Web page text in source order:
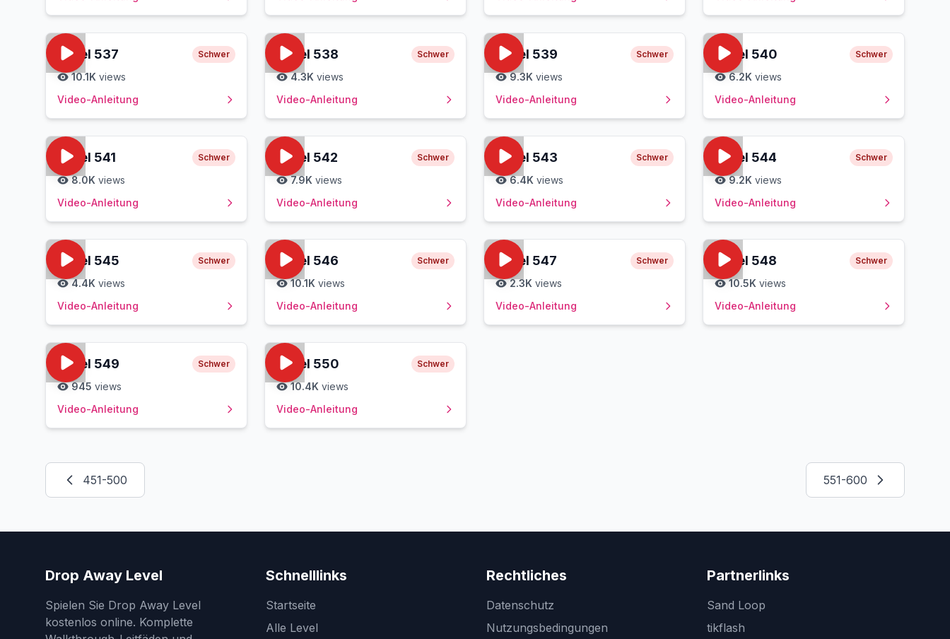
Level 537 Schwer
10.1K views
Video-Anleitung
Level 538 Schwer
4.3K views
Video-Anleitung
Level 539 Schwer
9.3K views
Video-Anleitung
Level 540 Schwer
6.2K views
Video-Anleitung
Level 541 Schwer
8.0K views
Video-Anleitung
Level 542 Schwer
7.9K views
Video-Anleitung
Level 543 Schwer
6.4K views
Video-Anleitung
Level 544 Schwer
9.2K views
Video-Anleitung
Level 545 Schwer
4.4K views
Video-Anleitung
Level 546 Schwer
10.1K views
Video-Anleitung
Level 547 Schwer
2.3K views
Video-Anleitung
Level 548 Schwer
10.5K views
Video-Anleitung
Level 549 Schwer
945 views
Video-Anleitung
Level 550 Schwer
10.4K views
Video-Anleitung
451-500 551-600
Drop Away Level
Spielen Sie Drop Away Level
kostenlos online. Komplette
Schnelllinks
Startseite
Alle Level
Rechtliches
Datenschutz
Nutzungsbedingungen
Partnerlinks
Sand Loop
tikflash